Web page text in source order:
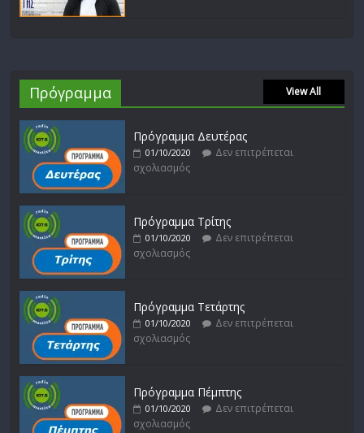
Πρόγραμμα View All
Πρόγραμμα Δευτέρας
01/10/2020
Δεν επιτρέπεται
σχολιασμός
Πρόγραμμα Τρίτης
01/10/2020
Δεν επιτρέπεται
σχολιασμός
Πρόγραμμα Τετάρτης
01/10/2020
Δεν επιτρέπεται
σχολιασμός
Πρόγραμμα Πέμπτης
01/10/2020
Δεν επιτρέπεται
σχολιασμός